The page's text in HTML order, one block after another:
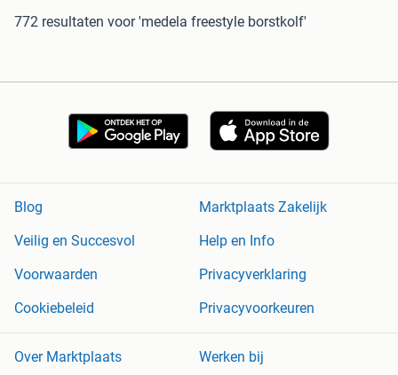
772 resultaten voor 'medela freestyle borstkolf'
Blog
Marktplaats Zakelijk
Veilig en Succesvol
Help en Info
Voorwaarden
Privacyverklaring
Cookiebeleid
Privacyvoorkeuren
Over Marktplaats Werken bij